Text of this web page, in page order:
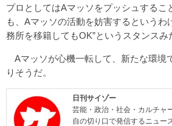
プロとしてはAマッソをプッシュするこ
も、Aマッソの活動を妨害するというわ
務所を移籍してもOK”というスタンスみ
Aマッソが心機一転して、新たな環境
りそうだ。
日刊サイゾー
芸能・政治・社会・カルチャ
自の切り口で発信するニュー